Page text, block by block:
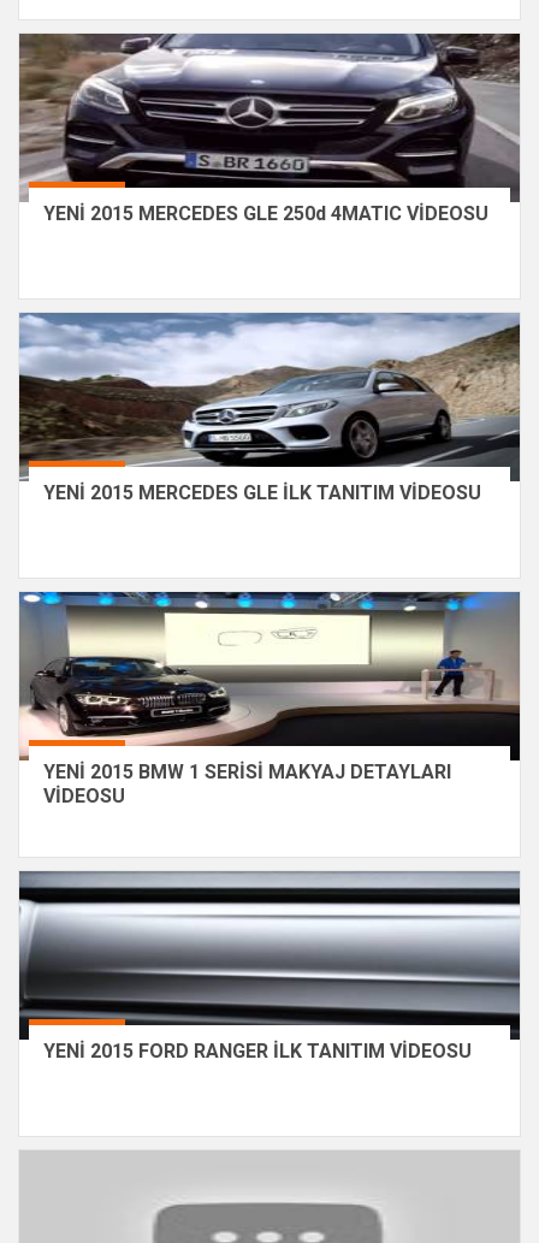
YENİ 2015 MERCEDES GLE 250d 4MATIC VİDEOSU
YENİ 2015 MERCEDES GLE İLK TANITIM VİDEOSU
YENİ 2015 BMW 1 SERİSİ MAKYAJ DETAYLARI
VİDEOSU
YENİ 2015 FORD RANGER İLK TANITIM VİDEOSU